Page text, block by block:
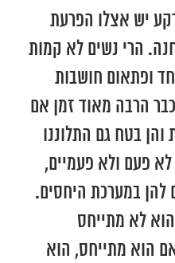
יש אצלו הפרעת
הרי נשים לא קמות
ופתאום חושבות
הרבה מאוד זמן אם
בטח גם התלוננו
פעם ולא פעמיים,
להן במערכת היחסים.
לא מתייחס
אם הוא מתייחס, הוא